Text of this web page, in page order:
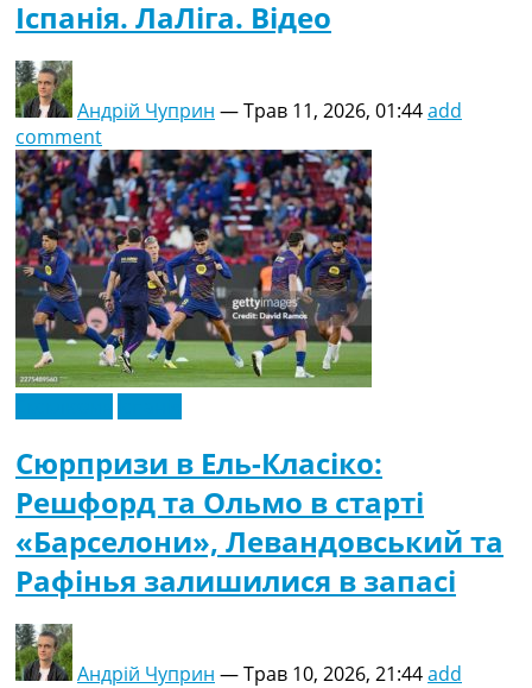
Іспанія. ЛаЛіга. Відео
Андрій Чуприн —Трав 11, 2026, 01:44add
comment
Сюрпризи в Ель-Класіко:
Решфорд та Ольмо в старті
«Барселони», Левандовський та
Рафінья залишилися в запасі
Андрій Чуприн —Трав 10, 2026, 21:44add